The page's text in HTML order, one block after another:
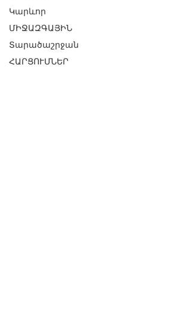
Կարևոր
ՄԻՋԱԶԳԱՅԻՆ
Տարածաշրջան
ՀԱՐՑՈՒՄՆԵՐ